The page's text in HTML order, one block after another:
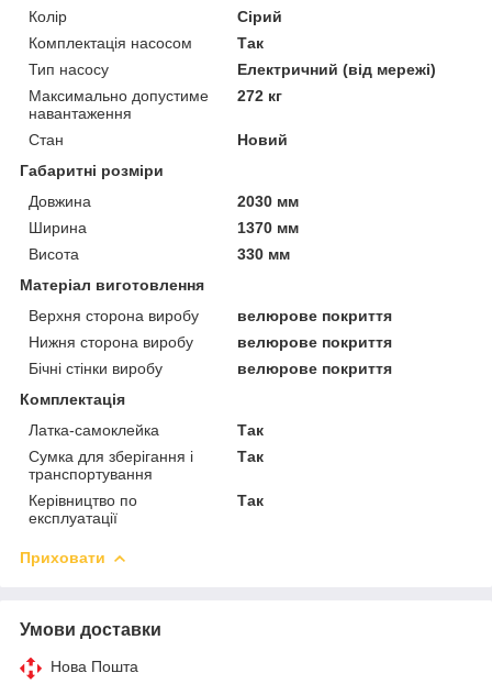
Колір
Сірий
Комплектація насосом
Так
Тип насосу
Електричний (від мережі)
Максимально допустиме
навантаження
272 кг
Стан
Новий
Габаритні розміри
Довжина
2030 мм
Ширина
1370 мм
Висота
330 мм
Матеріал виготовлення
Верхня сторона виробу
велюрове покриття
Нижня сторона виробу
велюрове покриття
Бічні стінки виробу
велюрове покриття
Комплектація
Латка-самоклейка
Так
Сумка для зберігання і
транспортування
Так
Керівництво по
експлуатації
Так
Приховати
Умови доставки
Нова Пошта